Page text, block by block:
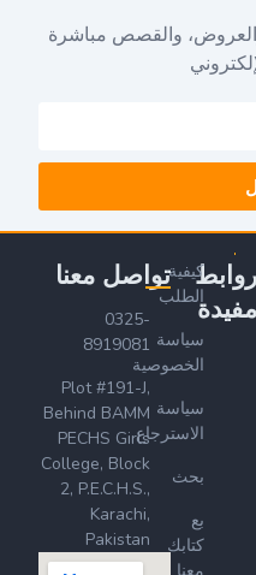
والقصص مباشرة
روابط
مفيدة
كيفية
الطلب
سياسة
الخصوصية
سياسة
الاسترجاع
بحث
بع
كتابك
تواصل معنا
0325-
8919081
Plot #191-J,
Behind BAMM
PECHS Girls
College, Block
2, P.E.C.H.S.,
Karachi,
Pakistan